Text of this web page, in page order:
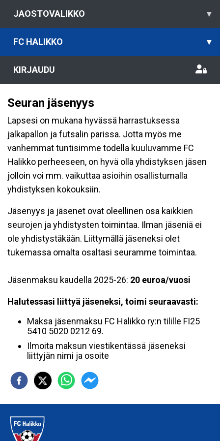
JAOSTOVALIKKO ▾
FC HALIKKO ▾
KIRJAUDU
Seuran jäsenyys
Lapsesi on mukana hyvässä harrastuksessa
jalkapallon ja futsalin parissa. Jotta myös me
vanhemmat tuntisimme todella kuuluvamme FC
Halikko perheeseen, on hyvä olla yhdistyksen jäsen
jolloin voi mm. vaikuttaa asioihin osallistumalla
yhdistyksen kokouksiin.
Jäsenyys ja jäsenet ovat oleellinen osa kaikkien
seurojen ja yhdistysten toimintaa. Ilman jäseniä ei
ole yhdistystäkään. Liittymällä jäseneksi olet
tukemassa omalta osaltasi seuramme toimintaa.
Jäsenmaksu kaudella 2025-26: 20 euroa/vuosi
Halutessasi liittyä jäseneksi, toimi seuraavasti:
Maksa jäsenmaksu FC Halikko ry:n tilille FI25
5410 5020 0212 69.
Ilmoita maksun viestikentässä jäseneksi
liittyjän nimi ja osoite